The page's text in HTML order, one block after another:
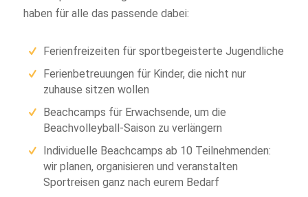
haben für alle das passende dabei:
Ferienfreizeiten für sportbegeisterte Jugendliche
Ferienbetreuungen für Kinder, die nicht nur
zuhause sitzen wollen
Beachcamps für Erwachsende, um die
Beachvolleyball-Saison zu verlängern
Individuelle Beachcamps ab 10 Teilnehmenden:
wir planen, organisieren und veranstalten
Sportreisen ganz nach eurem Bedarf